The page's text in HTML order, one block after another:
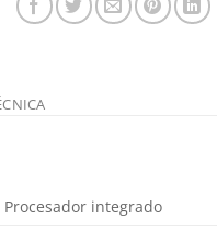
Procesador integrado